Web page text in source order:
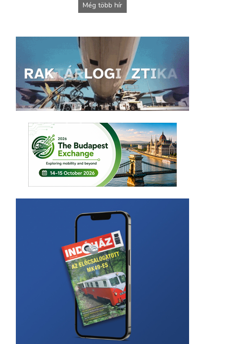
Még több hír